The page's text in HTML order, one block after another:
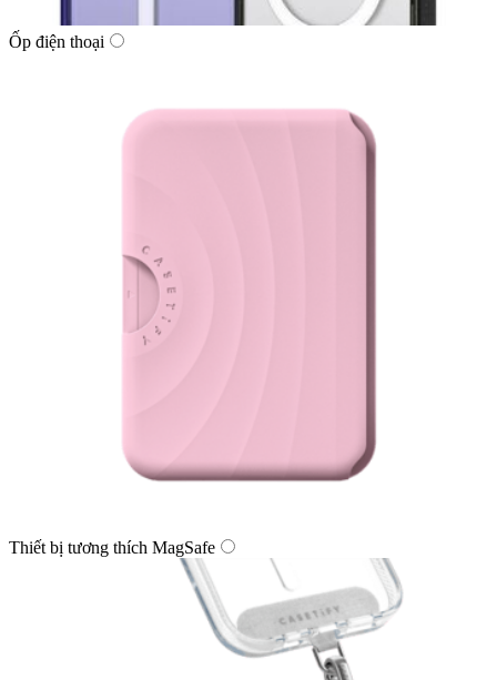
Ốp điện thoại
Thiết bị tương thích MagSafe